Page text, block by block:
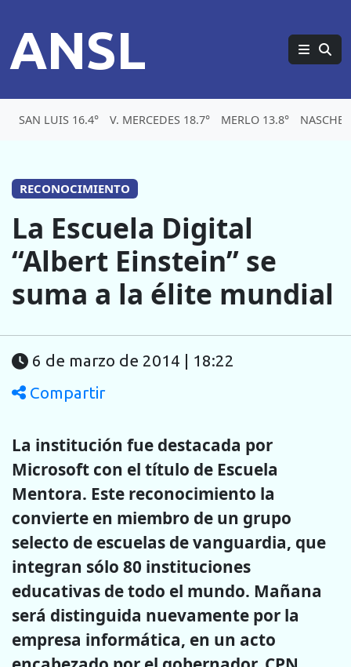
ANSL
SAN LUIS 16.4° V. MERCEDES 18.7° MERLO 13.8°
RECONOCIMIENTO
La Escuela Digital
“Albert Einstein” se
suma a la élite mundial
6 de marzo de 2014 | 18:22
Compartir
La institución fue destacada por
Microsoft con el título de Escuela
Mentora. Este reconocimiento la
convierte en miembro de un grupo
selecto de escuelas de vanguardia, que
integran sólo 80 instituciones
educativas de todo el mundo. Mañana
será distinguida nuevamente por la
empresa informática, en un acto